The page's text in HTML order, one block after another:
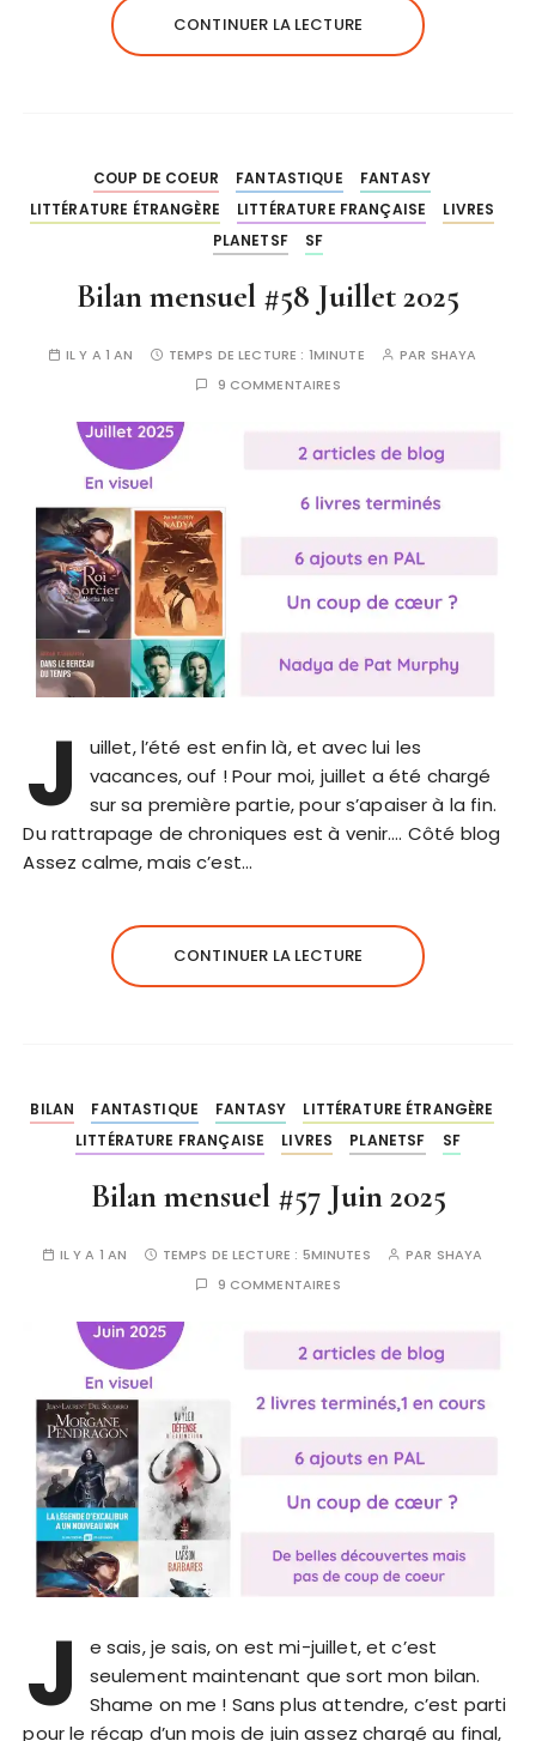
CONTINUER LA LECTURE
COUP DE COEUR FANTASTIQUE
FANTASY
LITTÉRATURE ÉTRANGÈRE
LITTÉRATURE FRANÇAISE
LIVRES
PLANETSF
SF
Bilan mensuel #58 Juillet 2025
IL Y A 1 AN TEMPS DE LECTURE : 1MINUTE PAR SHAYA
9 COMMENTAIRES
J
uillet, l’été est enfin là, et avec lui les
vacances, ouf ! Pour moi, juillet a été chargé
sur sa première partie, pour s’apaiser à la fin.
Du rattrapage de chroniques est à venir…. Côté blog
Assez calme, mais c’est…
CONTINUER LA LECTURE
BILAN FANTASTIQUE FANTASY
LITTÉRATURE ÉTRANGÈRE
LITTÉRATURE FRANÇAISE
LIVRES PLANETSF SF
Bilan mensuel #57 Juin 2025
IL Y A 1 AN TEMPS DE LECTURE : 5MINUTES PAR SHAYA
9 COMMENTAIRES
J
e sais, je sais, on est mi-juillet, et c’est
seulement maintenant que sort mon bilan.
Shame on me ! Sans plus attendre, c’est parti
pour le récap d’un mois de juin assez chargé au final,